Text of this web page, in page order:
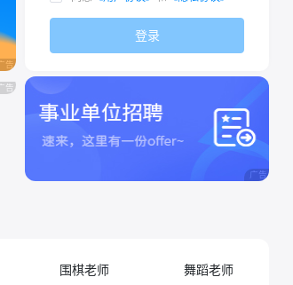
登录
围棋老师 舞蹈老师